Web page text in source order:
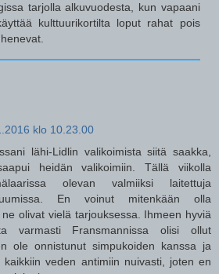
tarjolla alkuvuodesta, kun vapaani
kulttuurikortilta loput rahat pois
klo 10.23.00
lähi-Lidlin valikoimista siitä saakka,
heidän valikoimiin. Tällä viikolla
olevan valmiiksi laitettuja
En voinut mitenkään olla
olivat vielä tarjouksessa. Ihmeen hyviä
varmasti Fransmannissa olisi ollut
ole onnistunut simpukoiden kanssa ja
kaikkiin veden antimiin nuivasti, joten en